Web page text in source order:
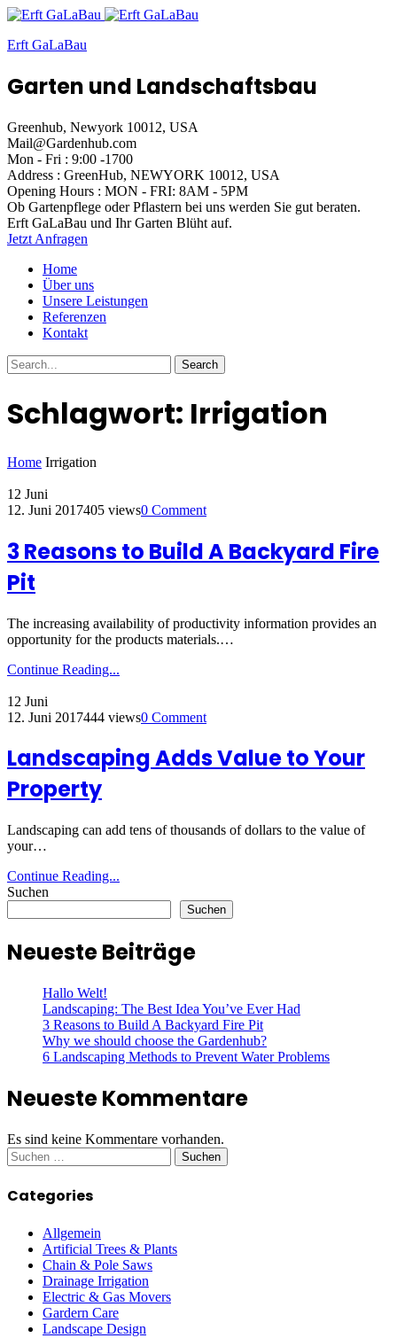
Erft GaLaBau
Garten und Landschaftsbau
Greenhub, Newyork 10012, USA
Mail@Gardenhub.com
Mon - Fri : 9:00 -1700
Address : GreenHub, NEWYORK 10012, USA
Opening Hours : MON - FRI: 8AM - 5PM
Ob Gartenpflege oder Pflastern bei uns werden Sie gut beraten.
Erft GaLaBau und Ihr Garten Blüht auf.
Jetzt Anfragen
Home
Über uns
Unsere Leistungen
Referenzen
Kontakt
Schlagwort: Irrigation
Home Irrigation
12 Juni
12. Juni 2017405 views0 Comment
3 Reasons to Build A Backyard Fire
Pit
The increasing availability of productivity information provides an
opportunity for the products materials.…
Continue Reading...
12 Juni
12. Juni 2017444 views0 Comment
Landscaping Adds Value to Your
Property
Landscaping can add tens of thousands of dollars to the value of
your…
Continue Reading...
Suchen
Suchen
Neueste Beiträge
Hallo Welt!
Landscaping: The Best Idea You’ve Ever Had
3 Reasons to Build A Backyard Fire Pit
Why we should choose the Gardenhub?
6 Landscaping Methods to Prevent Water Problems
Neueste Kommentare
Es sind keine Kommentare vorhanden.
Suchen
nach:
Categories
Allgemein
Artificial Trees & Plants
Chain & Pole Saws
Drainage Irrigation
Electric & Gas Movers
Gardern Care
Landscape Design